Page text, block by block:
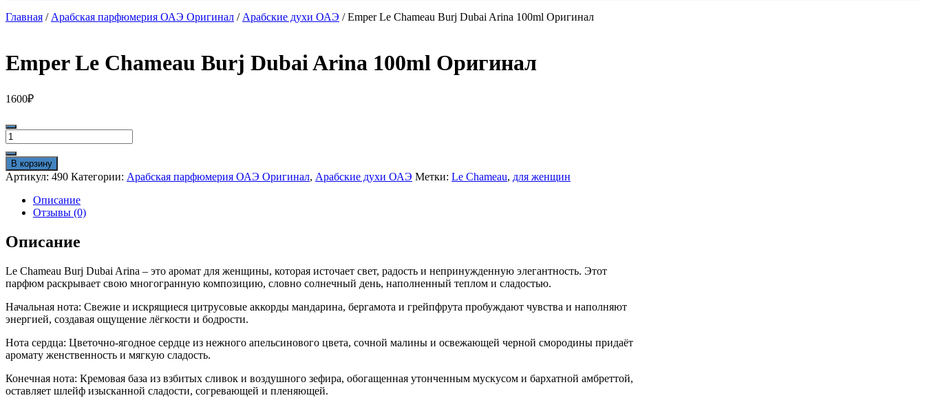
Главная / Арабская парфюмерия ОАЭ Оригинал / Арабские духи ОАЭ / Emper Le Chameau Burj Dubai Arina 100ml Оригинал
Emper Le Chameau Burj Dubai Arina 100ml Оригинал
1600₽
Количество
товара
Emper
Le
Chameau
Burj
Dubai
100ml
Оригинал
В корзину
Артикул: 490 Категории: Арабская парфюмерия ОАЭ Оригинал, Арабские духи ОАЭ Метки: Le Chameau, для женщин
Описание
Отзывы (0)
Описание
Le Chameau Burj Dubai Arina – это аромат для женщины, которая источает свет, радость и непринужденную элегантность. Этот
парфюм раскрывает свою многогранную композицию, словно солнечный день, наполненный теплом и сладостью.
Начальная нота: Свежие и искрящиеся цитрусовые аккорды мандарина, бергамота и грейпфрута пробуждают чувства и наполняют
энергией, создавая ощущение лёгкости и бодрости.
Нота сердца: Цветочно-ягодное сердце из нежного апельсинового цвета, сочной малины и освежающей черной смородины придаёт
аромату женственность и мягкую сладость.
Конечная нота: Кремовая база из взбитых сливок и воздушного зефира, обогащенная утонченным мускусом и бархатной амбреттой,
оставляет шлейф изысканной сладости, согревающей и пленяющей.